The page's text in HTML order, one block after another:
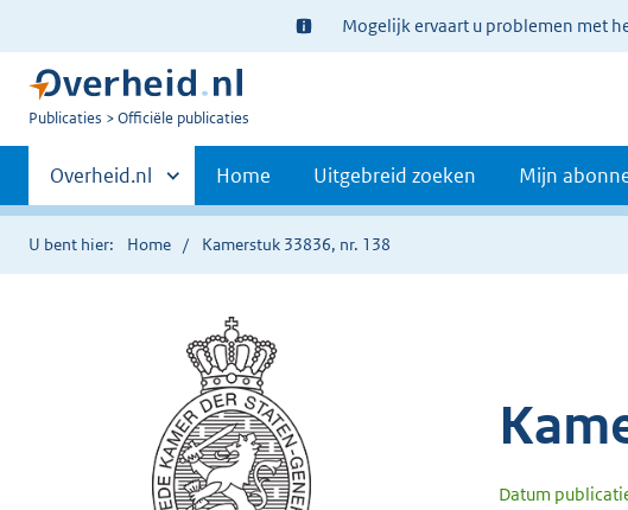
Ter
informatie:
Mogelijk ervaart u problemen met
U
Publicaties Officiële publicaties
Primaire
navigatie
Andere
sites
binnen
Overheid.nl Home Uitgebreid zoeken Mijn
U bent hier: Home Kamerstuk 33836, nr. 138
Datum